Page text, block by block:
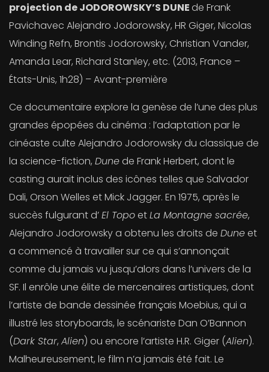
projection de JODOROWSKY’S DUNEde Frank
Pavichavec Alejandro Jodorowsky, HR Giger, Nicolas
Winding Refn, Brontis Jodorowsky, Christian Vander,
Amanda Lear, Richard Stanley, etc. (2013, France –
États-Unis, 1h28) – Avant-première
Ce documentaire explore la genèse de l’une des plus
grandes épopées du cinéma : l’adaptation par le
cinéaste culte Alejandro Jodorowsky du classique de
la science-fiction, Dunede Frank Herbert, dont le
casting aurait inclus des icônes telles que Salvador
Dali, Orson Welles et Mick Jagger. En 1975, après le
succès fulgurant d’El TopoetLa Montagne sacrée,
Alejandro Jodorowsky a obtenu les droits de Duneet
a commencé à travailler sur ce qui s’annonçait
comme du jamais vu jusqu’alors dans l’univers de la
SF. Il enrôle une élite de mercenaires artistiques, dont
l’artiste de bande dessinée français Moebius, qui a
illustré les storyboards, le scénariste Dan O’Bannon
(Dark Star, Alien) ou encore l’artiste H.R. Giger (Alien).
Malheureusement, le film n’a jamais été fait. Le